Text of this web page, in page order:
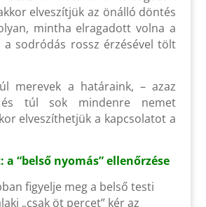
elveszítjük az önálló döntés
mintha elragadott volna a
a sodródás rossz érzésével tölt
merevek a határaink, – azaz
és túl sok mindenre nemet
elveszíthetjük a kapcsolatot a
“belső nyomás” ellenőrzése
figyelje meg a belső testi
„csak öt percet” kér az